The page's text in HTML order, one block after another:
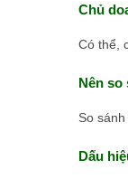
Chủ
Có thể,
Nên so
So
Dấu